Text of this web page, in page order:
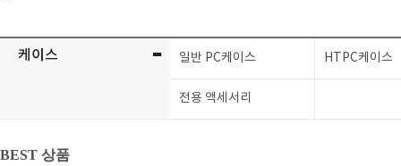
케이스 - 일반 PC케이스 HTPC케이스
전용 액세서리
BEST 상품